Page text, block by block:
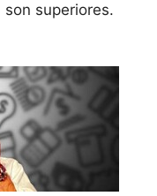
superiores.